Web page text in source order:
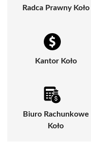
Radca Prawny Koło
Kantor Koło
Biuro Rachunkowe
Koło